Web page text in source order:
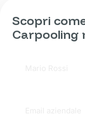
Scopri
Carpooling